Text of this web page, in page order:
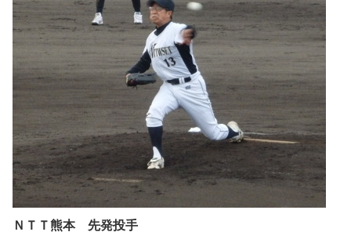
ＮＴＴ熊本 先発投手